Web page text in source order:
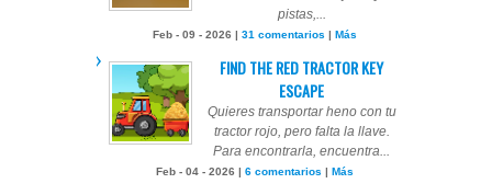
pistas,...
Feb - 09 - 2026 | 31 comentarios | Más
FIND THE RED TRACTOR KEY
ESCAPE
Quieres transportar heno con tu
tractor rojo, pero falta la llave.
Para encontrarla, encuentra...
Feb - 04 - 2026 | 6 comentarios | Más